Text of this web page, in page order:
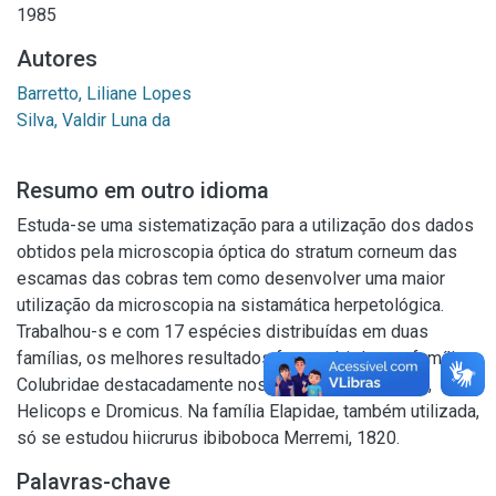
1985
Autores
Barretto, Liliane Lopes
Silva, Valdir Luna da
Resumo em outro idioma
Estuda-se uma sistematização para a utilização dos dados
obtidos pela microscopia óptica do stratum corneum das
escamas das cobras tem como desenvolver uma maior
utilização da microscopia na sistamática herpetológica.
Trabalhou-s e com 17 espécies distribuídas em duas
famílias, os melhores resultados foram obitdos na família
Colubridae destacadamente nos gêneros Drymoluber,
Helicops e Dromicus. Na família Elapidae, também utilizada,
só se estudou hiicrurus ibiboboca Merremi, 1820.
Palavras-chave